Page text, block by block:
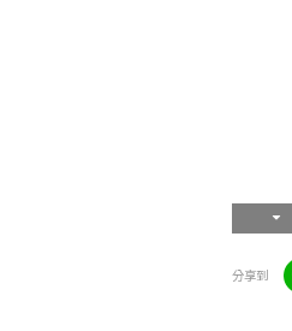
分享到